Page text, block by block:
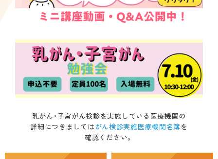
第68回保健文化賞受賞について
メーイくんの「ぬりえ」ひろば
医師・医療関係の皆様へ
医療者向け講演会等
学術講演会等名義後援申請
検診予防接種
乳がん・子宮がん検診を実施している医療機関の
詳細につきましてはがん検診実施医療機関名簿を
確認ください。